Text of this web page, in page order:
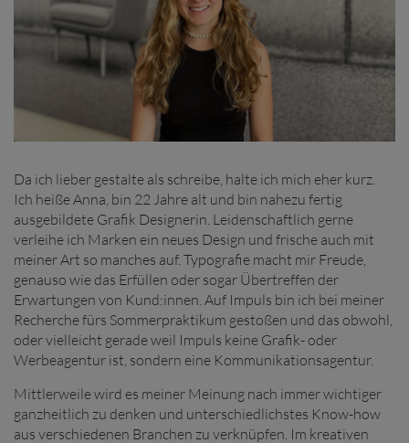
Da ich lieber gestalte als schreibe, halte ich mich eher kurz.
Ich heiße Anna, bin 22 Jahre alt und bin nahezu fertig
ausgebildete Grafik Designerin. Leidenschaftlich gerne
verleihe ich Marken ein neues Design und frische auch mit
meiner Art so manches auf. Typografie macht mir Freude,
genauso wie das Erfüllen oder sogar Übertreffen der
Erwartungen von Kund:innen. Auf Impuls bin ich bei meiner
Recherche fürs Sommerpraktikum gestoßen und das obwohl,
oder vielleicht gerade weil Impuls keine Grafik- oder
Werbeagentur ist, sondern eine Kommunikationsagentur.
Mittlerweile wird es meiner Meinung nach immer wichtiger
ganzheitlich zu denken und unterschiedlichstes Know-how
aus verschiedenen Branchen zu verknüpfen. Im kreativen